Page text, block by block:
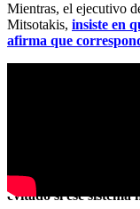
Mientras, el ejecutivo
Mitsotakis, insiste en
afirma que
Sin embargo, el caso
La fiscal jefe de la
una investigación
sistema de
Los expertos han
evitado si ese sistema